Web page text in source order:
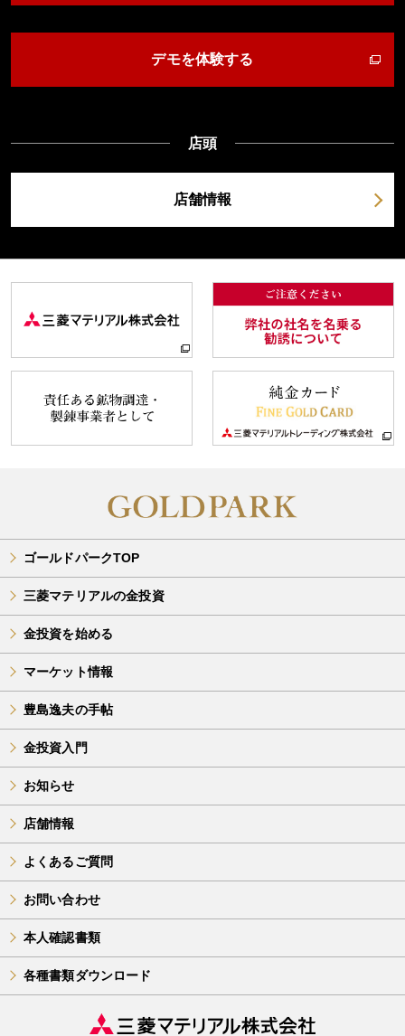
デモを体験する
店頭
店舗情報
ゴールドパークTOP
三菱マテリアルの金投資
金投資を始める
マーケット情報
豊島逸夫の手帖
金投資入門
お知らせ
店舗情報
よくあるご質問
お問い合わせ
本人確認書類
各種書類ダウンロード